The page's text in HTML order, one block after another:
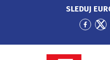
SLEDUJ
Přejít